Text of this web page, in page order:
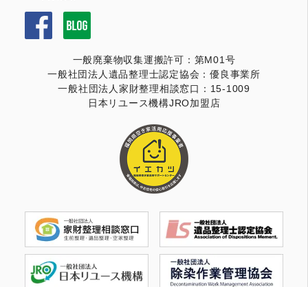
一般廃棄物収集運搬許可：第M01号
一般社団法人遺品整理士認定協会：優良事業所
一般社団法人家財整理相談窓口：15-1009
日本リユース機構JRO加盟店